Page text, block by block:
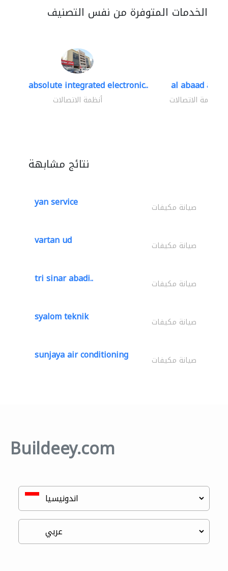
الخدمات المتوفرة من نفس التصنيف
absolute integrated electronic..
أنظمة الاتصالات
al abaad al..
أنظمة الاتصالات
نتائج مشابهة
yan service صيانة مكيفات
vartan ud صيانة مكيفات
tri sinar abadi.. صيانة مكيفات
syalom teknik صيانة مكيفات
sunjaya air conditioning صيانة مكيفات
Buildeey.com